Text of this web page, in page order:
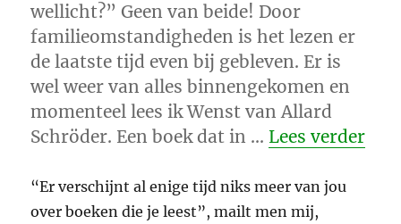
wellicht?” Geen van beide! Door
familieomstandigheden is het lezen er
de laatste tijd even bij gebleven. Er is
wel weer van alles binnengekomen en
momenteel lees ik Wenst van Allard
Schröder. Een boek dat in … Lees verder
“Er verschijnt al enige tijd niks meer van jou
over boeken die je leest”, mailt men mij,